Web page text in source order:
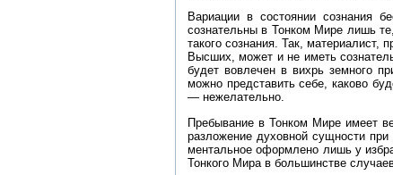
Вариации в состоянии сознания
сознательны в Тонком Мире лишь
такого сознания. Так,
Высших, может и не иметь
будет вовлечен в вихрь земного
можно представить себе, каково
— нежелательно.
Пребывание в Тонком Мире имеет
разложение духовной сущности
ментальное оформлено лишь у
Тонкого Мира в большинстве